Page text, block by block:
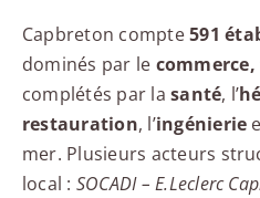
Capbreton compte591
dominés par le
complétés par lasanté, l’
restauration, l’ingénierie
mer. Plusieurs acteurs
local : SOCADI – E.Leclerc